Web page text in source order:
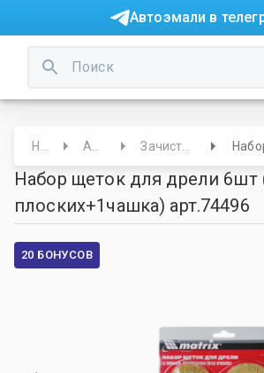
Автоэмали в
Набор щеток для дрели 6шт
плоских+1чашка) арт.74496
20 БОНУСОВ